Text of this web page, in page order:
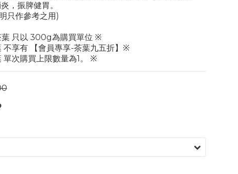
，振脾健胃。
只作參考之用)
只以 300g為購買單位 ※
不享有 【會員專享-茶葉九五折】※
單次購買上限數量為1。 ※